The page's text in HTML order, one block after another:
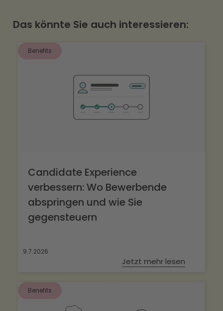
Das könnte Sie auch interessieren:
Benefits
Candidate Experience
verbessern: Wo Bewerbende
abspringen und wie Sie
gegensteuern
9.7.2026
Jetzt mehr lesen
Benefits